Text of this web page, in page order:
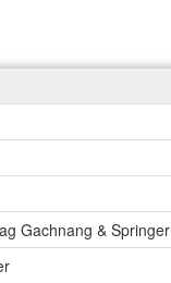
Gachnang & Springer